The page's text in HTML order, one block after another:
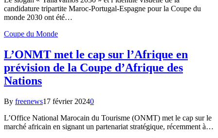
candidature tripartite Maroc-Portugal-Espagne pour la Coupe du
monde 2030 ont été…
Coupe du Monde
L’ONMT met le cap sur l’Afrique en
prévision de la Coupe d’Afrique des
Nations
By freenews17 février 20240
L’Office National Marocain du Tourisme (ONMT) met le cap sur le
marché africain en signant un partenariat stratégique, récemment à…